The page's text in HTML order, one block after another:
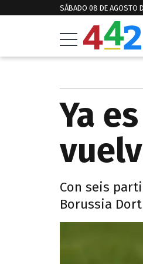
SÁBADO 08 DE AGOSTO
Ya
Con seis
Borussia